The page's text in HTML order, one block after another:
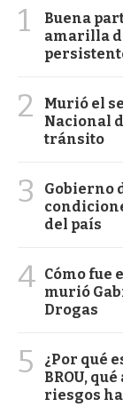
1
Buena
amarilla
2
Murió el
Nacional
tránsito
3
Gobierno
del país
4 Cómo fue
murió
Drogas
5
¿Por qué
BROU,
riesgos